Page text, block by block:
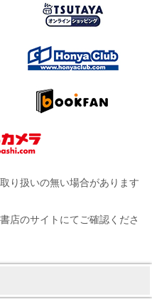
り扱いの無い場合があります
店のサイトにてご確認くださ